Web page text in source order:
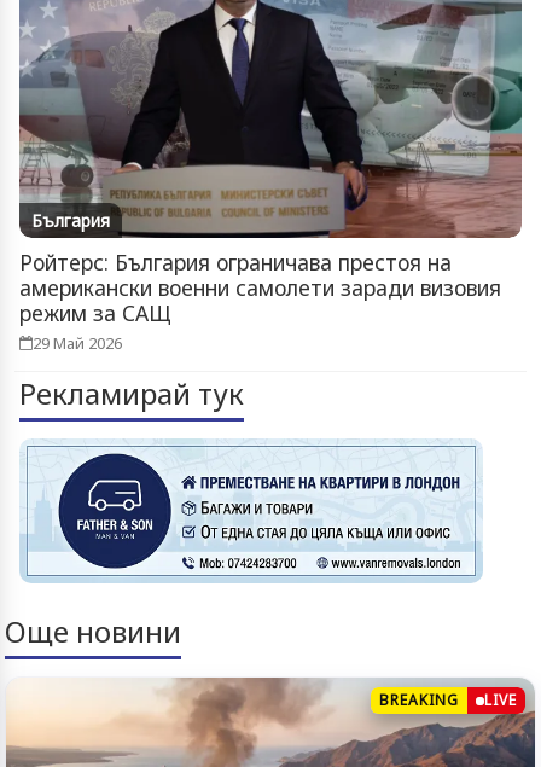
България
Ройтерс: България ограничава престоя на
американски военни самолети заради визовия
режим за САЩ
29 Май 2026
Рекламирай тук
Още новини
BREAKING LIVE